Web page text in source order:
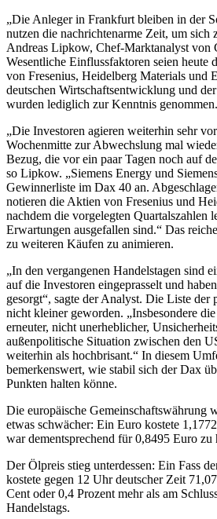
„Die Anleger in Frankfurt bleiben in der
nutzen die nachrichtenarme Zeit, um sich
Andreas Lipkow, Chef-Marktanalyst von
Wesentliche Einflussfaktoren seien heute
von Fresenius, Heidelberg Materials und
deutschen Wirtschaftsentwicklung und
wurden lediglich zur Kenntnis
„Die Investoren agieren weiterhin sehr
Wochenmitte zur Abwechslung mal
Bezug, die vor ein paar Tagen noch auf
so Lipkow. „Siemens Energy und
Gewinnerliste im Dax 40 an.
notieren die Aktien von Fresenius und
nachdem die vorgelegten Quartalszahlen
Erwartungen ausgefallen sind.“ Das
zu weiteren Käufen zu animieren.
„In den vergangenen Handelstagen sind
auf die Investoren eingeprasselt und
gesorgt“, sagte der Analyst. Die Liste der
nicht kleiner geworden. „Insbesondere
erneuter, nicht unerheblicher,
außenpolitische Situation zwischen den
weiterhin als hochbrisant.“ In diesem
bemerkenswert, wie stabil sich der Dax
Punkten halten könne.
Die europäische Gemeinschaftswährung
etwas schwächer: Ein Euro kostete
war dementsprechend für 0,8495 Euro zu
Der Ölpreis stieg unterdessen: Ein Fass
kostete gegen 12 Uhr deutscher Zeit
Cent oder 0,4 Prozent mehr als am
Handelstags.